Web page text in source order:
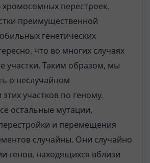
перестроек.
преимущественной
генетических
что во многих случаях
участки. Таким образом, мы
о неслучайном
участков по геному.
остальные мутации,
и перемещения
случайны. Они случайно
генов, находящихся вблизи